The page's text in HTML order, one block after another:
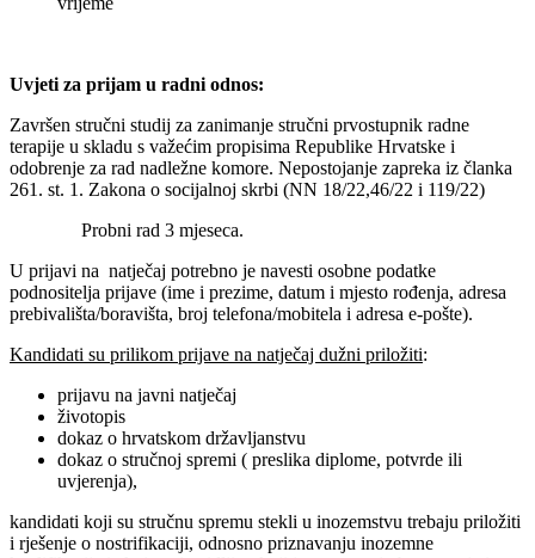
Uvjeti za prijam u radni odnos:
Završen stručni studij za zanimanje stručni prvostupnik radne
terapije u skladu s važećim propisima Republike Hrvatske i
odobrenje za rad nadležne komore. Nepostojanje zapreka iz članka
261. st. 1. Zakona o socijalnoj skrbi (NN 18/22,46/22 i 119/22)
Probni rad 3 mjeseca.
U prijavi na natječaj potrebno je navesti osobne podatke
podnositelja prijave (ime i prezime, datum i mjesto rođenja, adresa
prebivališta/boravišta, broj telefona/mobitela i adresa e-pošte).
Kandidati su prilikom prijave na natječaj dužni priložiti:
prijavu na javni natječaj
životopis
dokaz o hrvatskom državljanstvu
dokaz o stručnoj spremi ( preslika diplome, potvrde ili
uvjerenja),
kandidati koji su stručnu spremu stekli u inozemstvu trebaju priložiti
i rješenje o nostrifikaciji, odnosno priznavanju inozemne